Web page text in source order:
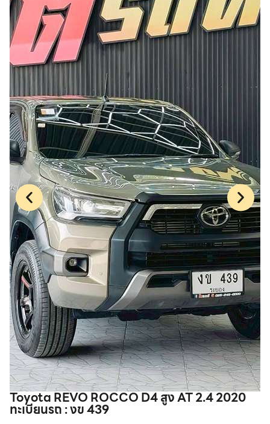
Toyota REVO ROCCO D4 สูง AT 2.4 2020
ทะเบียนรถ : งข 439